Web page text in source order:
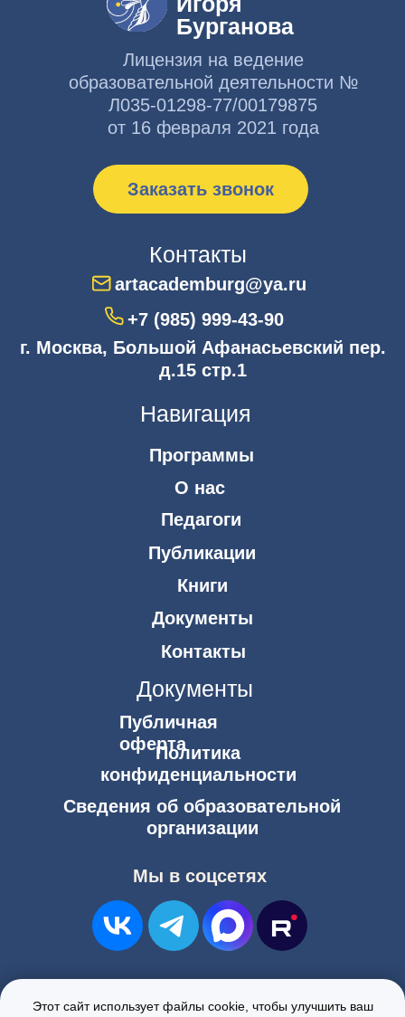
© 2026 АНО ДПО «Академия искусств Игоря Бурганова»
Документы
Публичная
офертаПолитика
Сведения об образовательной
организации
Книги
Документы
Контакты
Публичная оферта
Этот сайт использует файлы cookie, чтобы улучшить ваш